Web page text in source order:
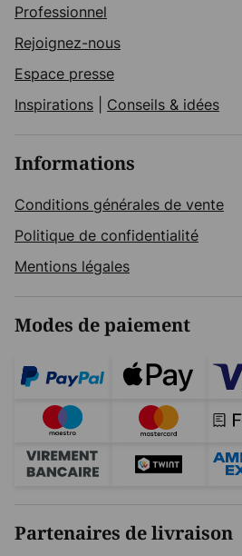
Professionnel
Rejoignez-nous
Espace presse
Inspirations
Conseils & idées
Informations
Conditions générales de vente
Politique de confidentialité
Mentions légales
Modes de paiement
Partenaires de livraison